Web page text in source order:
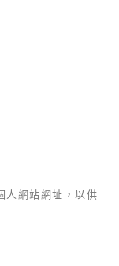
人網站網址，以供